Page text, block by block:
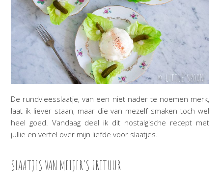
De rundvleesslaatje, van een niet nader te noemen merk,
laat ik liever staan, maar die van mezelf smaken toch wel
heel goed. Vandaag deel ik dit nostalgische recept met
jullie en vertel over mijn liefde voor slaatjes.
SLAATJES VAN MEIJER’S FRITUUR